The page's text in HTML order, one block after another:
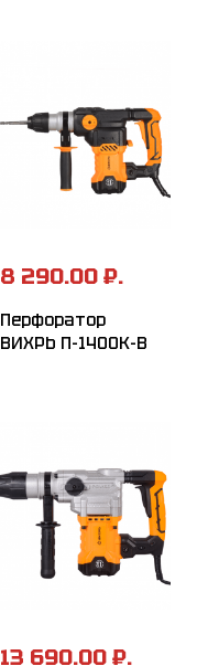
8 290.00 ₽.
Перфоратор
ВИХРЬ П-1400К-В
13 690.00 ₽.